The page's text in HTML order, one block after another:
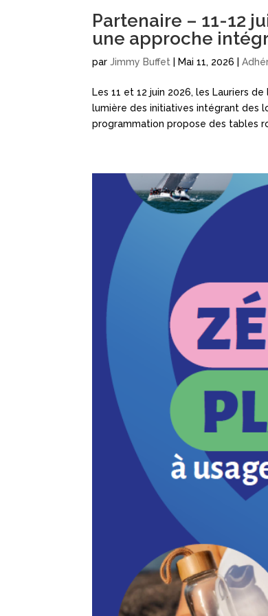
Partenaire – 11-12
une approche
parJimmy Buffet Mai 11, 2026 |
Les 11 et 12 juin 2026, les Lauriers
lumière des initiatives intégrant des
programmation propose des tables